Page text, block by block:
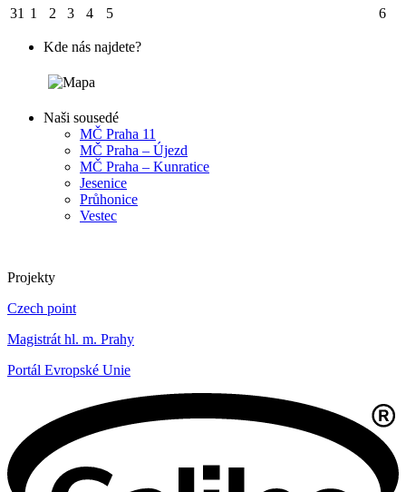
31 1 2 3 4 5 6
Kde nás najdete?
Naši sousedé
MČ Praha 11
MČ Praha – Újezd
MČ Praha – Kunratice
Jesenice
Průhonice
Vestec
Projekty
Czech point
Magistrát hl. m. Prahy
Portál Evropské Unie